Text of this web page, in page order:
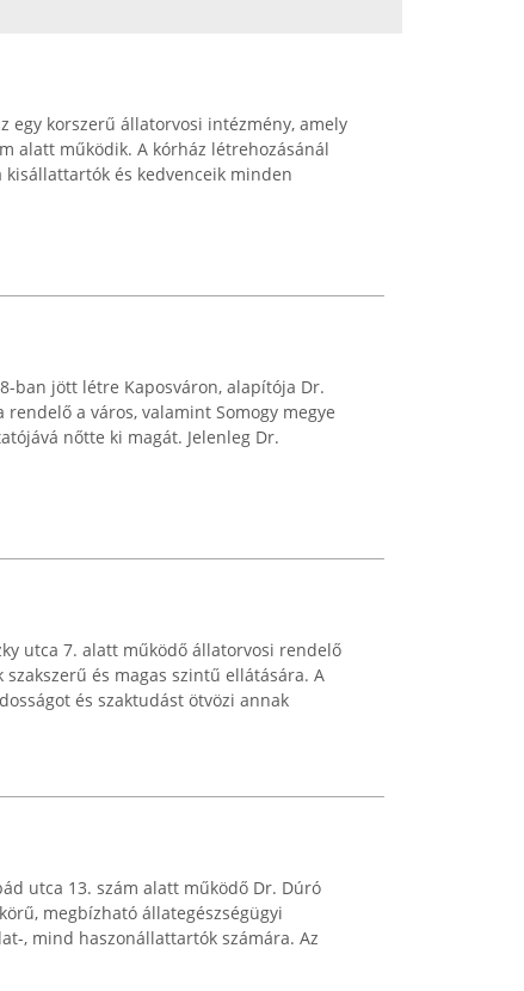
egy korszerű állatorvosi intézmény, amely
alatt működik. A kórház létrehozásánál
és kedvenceik minden
ban jött létre Kaposváron, alapítója Dr.
rendelő a város, valamint Somogy megye
nőtte ki magát. Jelenleg Dr.
utca 7. alatt működő állatorvosi rendelő
és magas szintű ellátására. A
és szaktudást ötvözi annak
utca 13. szám alatt működő Dr. Dúró
megbízható állategészségügyi
, mind haszonállattartók számára. Az